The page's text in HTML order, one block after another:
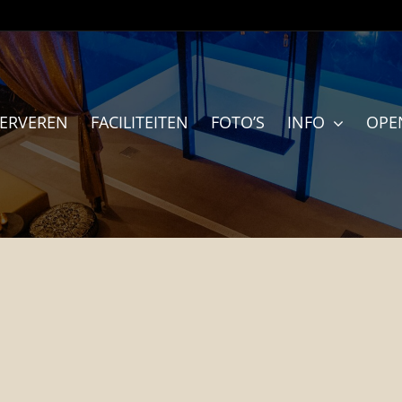
FACILITEITEN FOTO’S INFO